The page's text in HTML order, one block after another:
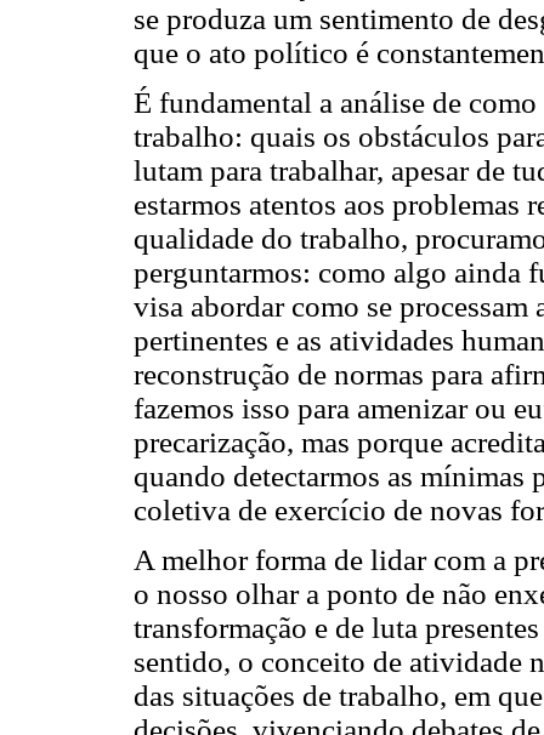
se produza um sentimento de
que o ato político é
É fundamental a análise de
trabalho: quais os obstáculos
lutam para trabalhar, apesar de
estarmos atentos aos problemas
qualidade do trabalho,
perguntarmos: como algo ainda
visa abordar como se
pertinentes e as atividades
reconstrução de normas para
fazemos isso para amenizar ou
precarização, mas porque
quando detectarmos as mínimas
coletiva de exercício de novas
A melhor forma de lidar com a
o nosso olhar a ponto de não
transformação e de luta
sentido, o conceito de atividade
das situações de trabalho, em